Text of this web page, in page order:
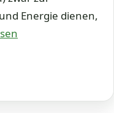
Energie dienen,